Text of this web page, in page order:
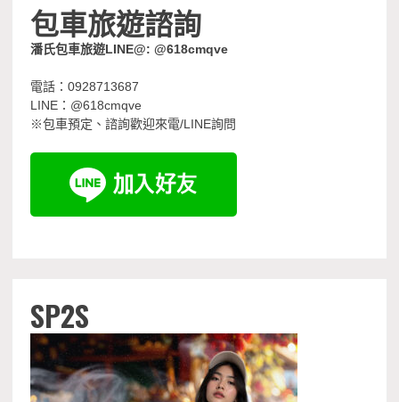
包車旅遊諮詢
潘氏包車旅遊LINE@: @618cmqve
電話：0928713687
LINE：@618cmqve
※包車預定、諮詢歡迎來電/LINE詢問
SP2S